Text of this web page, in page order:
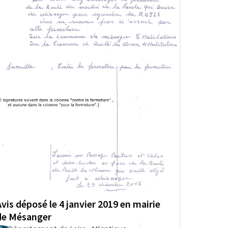
déposé le 4 janvier 2019 en mairie
Mésanger